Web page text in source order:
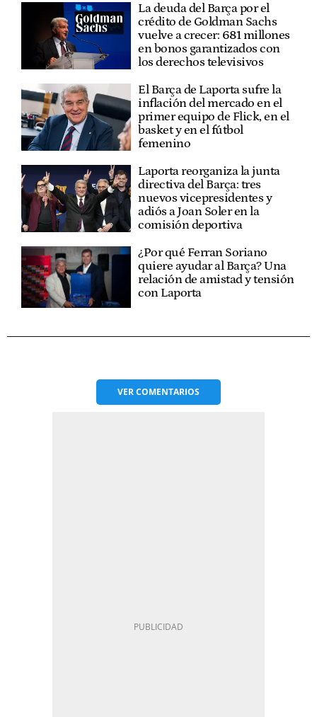
La deuda del Barça por el
crédito de Goldman Sachs
vuelve a crecer: 681 millones
en bonos garantizados con
los derechos televisivos
El Barça de Laporta sufre la
inflación del mercado en el
primer equipo de Flick, en el
basket y en el fútbol
femenino
Laporta reorganiza la junta
directiva del Barça: tres
nuevos vicepresidentes y
adiós a Joan Soler en la
comisión deportiva
¿Por qué Ferran Soriano
quiere ayudar al Barça? Una
relación de amistad y tensión
con Laporta
VERCOMENTARIOS